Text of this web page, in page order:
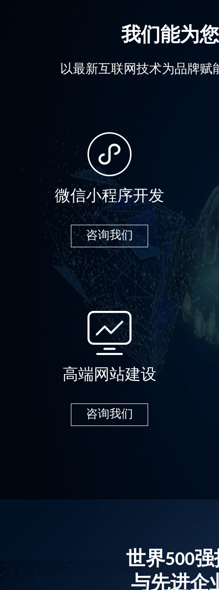
我们能为
以最新互联网技术为品牌
微信小程序开发
咨询我们
高端网站建设
咨询我们
世界500
与先进企